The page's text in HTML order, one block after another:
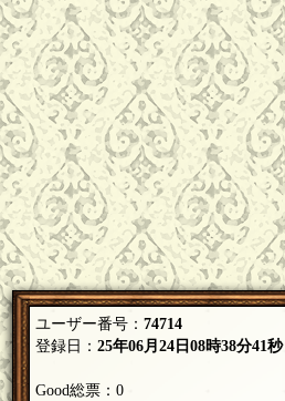
ユーザー番号：74714
登録日：25年06月24日08時38分41秒
Good総票：0